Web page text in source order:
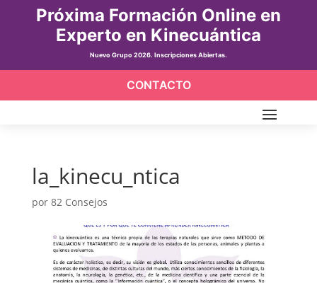
Próxima Formación Online en
Experto en Kinecuántica
Nuevo Grupo 2026. Inscripciones Abiertas.
CONTACTO
la_kinecu_ntica
por 82 Consejos